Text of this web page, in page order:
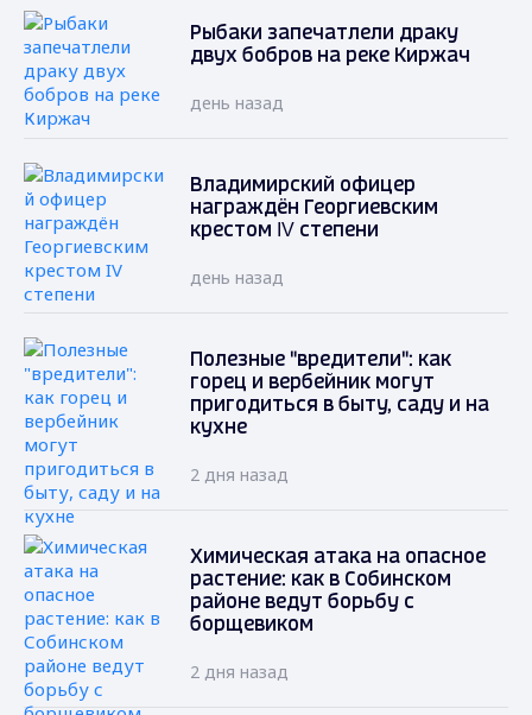
Рыбаки запечатлели драку
двух бобров на реке Киржач
день назад
Владимирский офицер
награждён Георгиевским
крестом IV степени
день назад
Полезные "вредители": как
горец и вербейник могут
пригодиться в быту, саду и на
кухне
2 дня назад
Химическая атака на опасное
растение: как в Собинском
районе ведут борьбу с
борщевиком
2 дня назад